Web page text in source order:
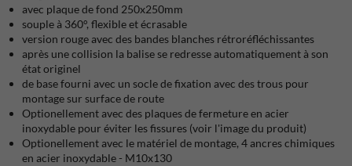
avec plaque de fond 250x250mm
souple à 360°, flexible et écrasable
version rouge avec des bandes blanches rétroréfléchissantes
après une collision la balise se redresse automatiquement à son
état originel
de base fourni avec un socle de fixation avec des trous pour
montage sur surface de route
Optionellement avec des plaques de fermeture en acier
inoxydable pour éviter les fissures (voir l'image du produit)
Optionellement avec le matériel de montage, 4 ancres chimiques
en acier inoxydable - M10x130